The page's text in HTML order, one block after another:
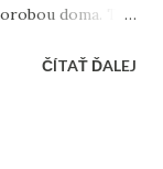
doma. Tak
najhoršie je za
ČÍTAŤ ĎALEJ